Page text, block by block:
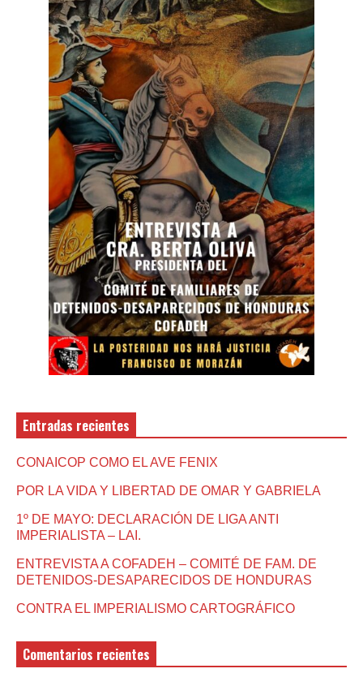
Entradas recientes
CONAICOP COMO EL AVE FENIX
POR LA VIDA Y LIBERTAD DE OMAR Y GABRIELA
1º DE MAYO: DECLARACIÓN DE LIGA ANTI
IMPERIALISTA – LAI.
ENTREVISTA A COFADEH – COMITÉ DE FAM. DE
DETENIDOS-DESAPARECIDOS DE HONDURAS
CONTRA EL IMPERIALISMO CARTOGRÁFICO
Comentarios recientes